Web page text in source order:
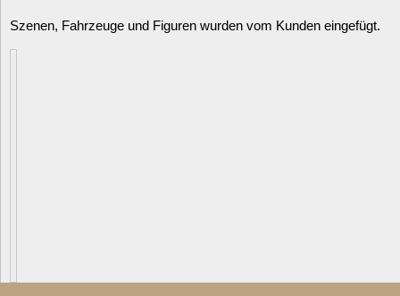
Szenen, Fahrzeuge und Figuren wurden vom Kunden eingefügt.